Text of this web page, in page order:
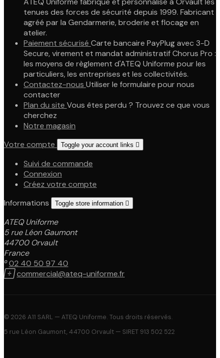
tenues des forces de sécurité depuis 1999. Fabricant
agréé par la Gendarmerie, broderie et flocage en
atelier.
Paiement sécurisé Carte bancaire PayPlug avec 3-D
Secure, virement et mandat administratif Chorus Pro :
les moyens de règlement d'ATEQ Uniforme pour les
particuliers, les entreprises et les collectivités.
Contactez-nous Utiliser le formulaire pour nous
contacter
Plan du site Vous êtes perdu ? Trouvez ce que vous
cherchez
Notre magasin
Votre compte
Toggle your account links 
Suivi de commande
Connexion
Créez votre compte
Informations
Toggle store information 
ATEQ Uniforme
5 rue Léon Gaumont
44700 Orvault
France
02 40 50 97 40
commercial@ateq-uniforme.fr
© 2026 A11 SARL — ATEQ Uniforme. Tous droits réservés.
5 rue Léon Gaumont, 44700 Orvault — SIRET 913 502 522